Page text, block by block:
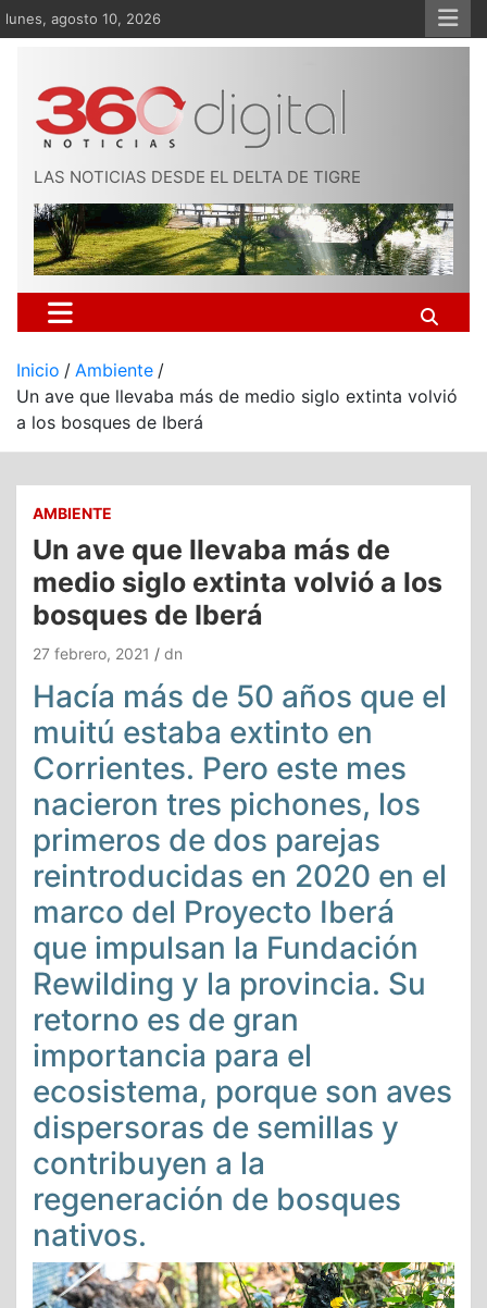
Saltar
al
lunes, agosto 10, 2026
LAS NOTICIAS DESDE EL DELTA DE TIGRE
Inicio
Ambiente
Un ave que llevaba más de medio siglo extinta volvió
a los bosques de Iberá
AMBIENTE
Un ave que llevaba más de
medio siglo extinta volvió a los
bosques de Iberá
27 febrero, 2021 dn
Hacía más de 50 años que el
muitú estaba extinto en
Corrientes. Pero este mes
nacieron tres pichones, los
primeros de dos parejas
reintroducidas en 2020 en el
marco del Proyecto Iberá
que impulsan la Fundación
Rewilding y la provincia. Su
retorno es de gran
importancia para el
ecosistema, porque son aves
dispersoras de semillas y
contribuyen a la
regeneración de bosques
nativos.